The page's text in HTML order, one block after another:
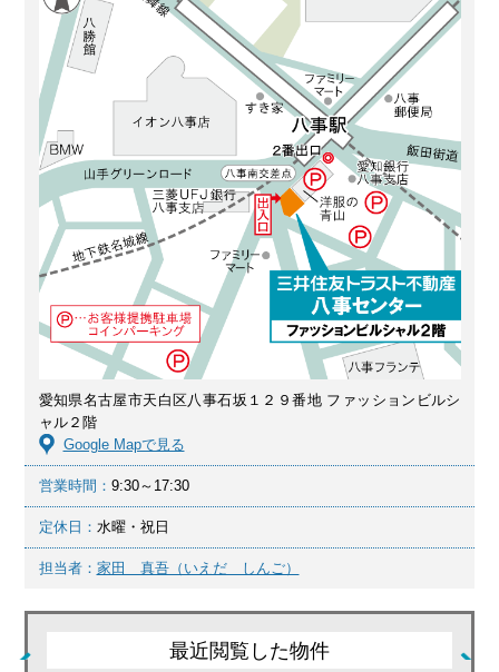
愛知県名古屋市天白区八事石坂１２９番地 ファッションビルシ
ャル２階
Google Mapで見る
営業時間： 9:30～17:30
定休日： 水曜・祝日
担当者： 家田 真吾（いえだ しんご）
最近閲覧した物件